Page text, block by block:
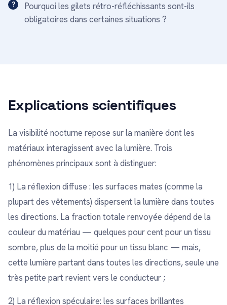
Pourquoi les gilets rétro-réfléchissants sont-ils
obligatoires dans certaines situations ?
Explications scientifiques
La visibilité nocturne repose sur la manière dont les
matériaux interagissent avec la lumière. Trois
phénomènes principaux sont à distinguer:
1) La réflexion diffuse : les surfaces mates (comme la
plupart des vêtements) dispersent la lumière dans toutes
les directions. La fraction totale renvoyée dépend de la
couleur du matériau — quelques pour cent pour un tissu
sombre, plus de la moitié pour un tissu blanc — mais,
cette lumière partant dans toutes les directions, seule une
très petite part revient vers le conducteur ;
2) La réflexion spéculaire: les surfaces brillantes